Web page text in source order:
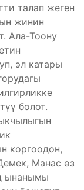
талап жеген
жинин
Ала-Тоону
эл катары
болот.
коргоодон,
Манас өз
ынанымы